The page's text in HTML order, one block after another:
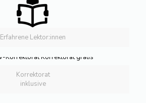
Erfahrene Lektor:innen
Korrektorat
inklusive